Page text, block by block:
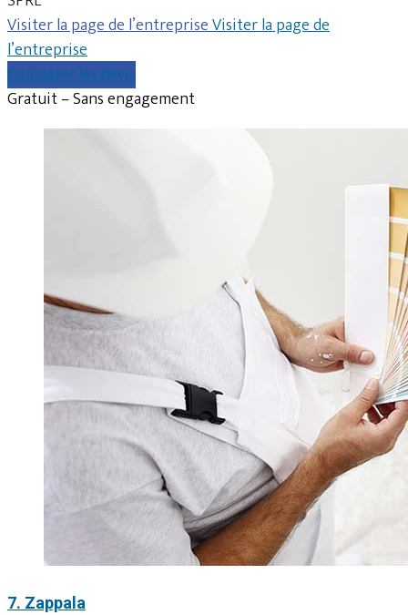
Visiter la page de l’entrepriseVisiter la page de
l’entreprise
Comparer les devis
Gratuit – Sans engagement
7. Zappala